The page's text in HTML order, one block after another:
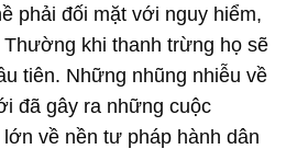
phải đối mặt với nguy hiểm,
khi thanh trừng họ sẽ
tiên. Những nhũng nhiễu về
đã gây ra những cuộc
về nền tư pháp hành dân